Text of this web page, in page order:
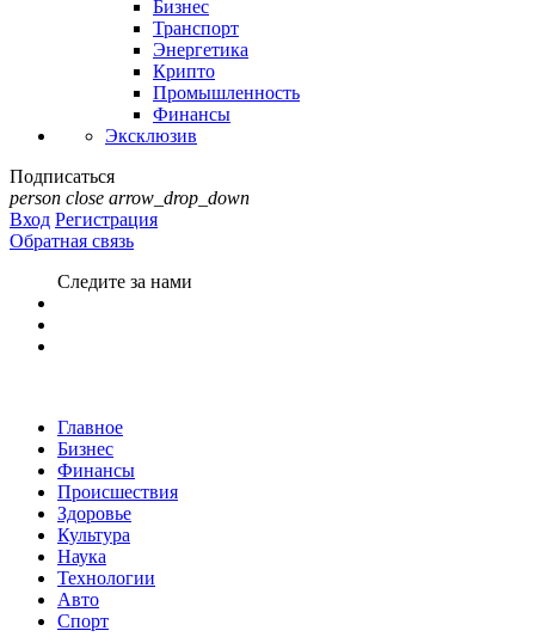
Бизнес
Транспорт
Энергетика
Крипто
Промышленность
Финансы
Эксклюзив
Подписаться
person close arrow_drop_down
Вход Регистрация
Обратная связь
Следите за нами
Главное
Бизнес
Финансы
Происшествия
Здоровье
Культура
Наука
Технологии
Авто
Спорт